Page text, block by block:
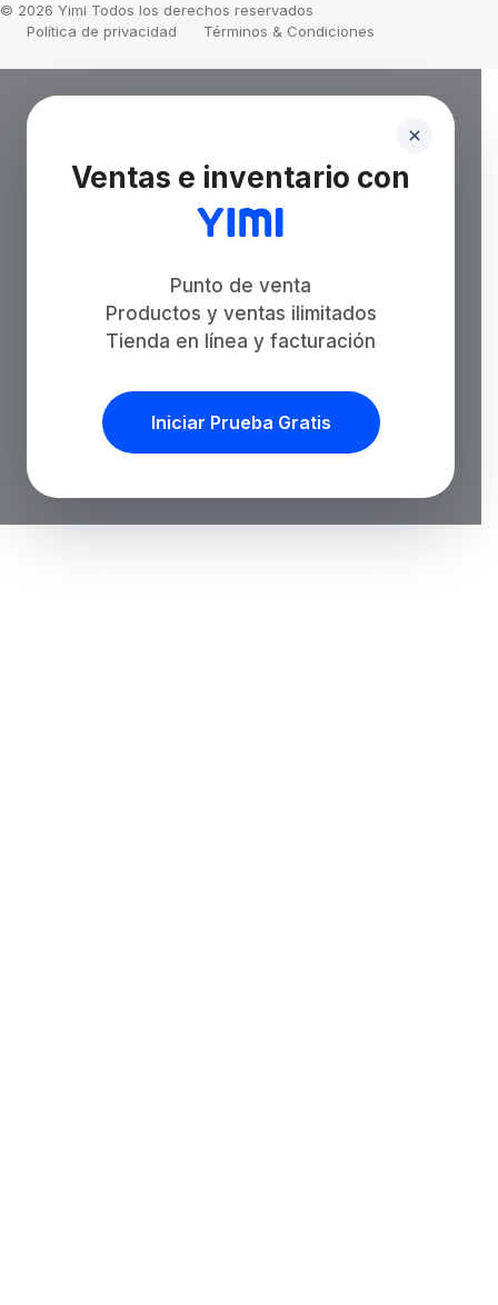
© 2026 Yimi Todos los derechos reservados
Política de privacidad
Términos & Condiciones
Ventas e inventario con
Punto de venta
Productos y ventas ilimitados
Tienda en línea y facturación
Iniciar Prueba Gratis